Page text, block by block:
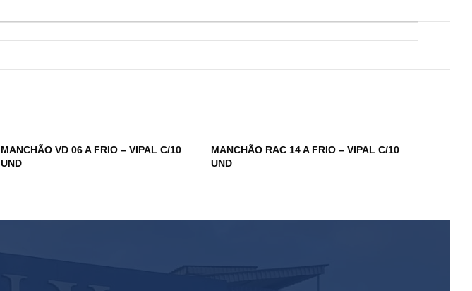
MANCHÃO VD 06 A FRIO – VIPAL C/10
UND
MANCHÃO RAC 14 A FRIO – VIPAL C/10
UND